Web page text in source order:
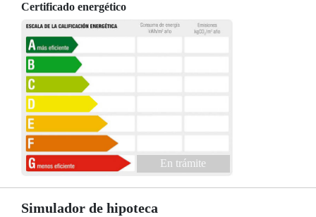
Certificado energético
En trámite
Simulador de hipoteca